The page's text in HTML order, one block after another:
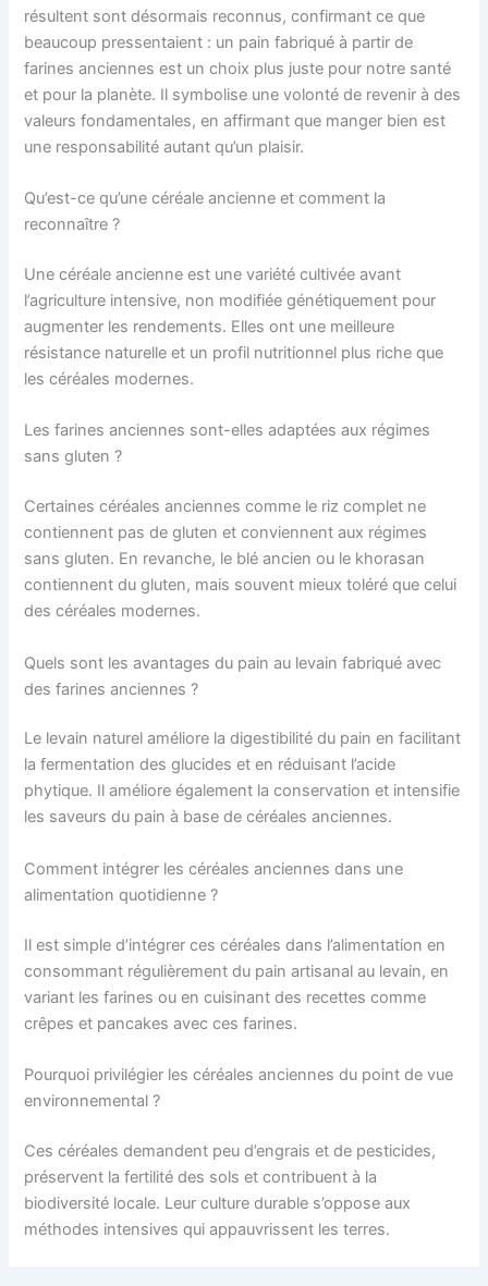
résultent sont désormais reconnus, confirmant ce que
beaucoup pressentaient : un pain fabriqué à partir de
farines anciennes est un choix plus juste pour notre santé
et pour la planète. Il symbolise une volonté de revenir à des
valeurs fondamentales, en affirmant que manger bien est
une responsabilité autant qu’un plaisir.
Qu’est-ce qu’une céréale ancienne et comment la
reconnaître ?
Une céréale ancienne est une variété cultivée avant
l’agriculture intensive, non modifiée génétiquement pour
augmenter les rendements. Elles ont une meilleure
résistance naturelle et un profil nutritionnel plus riche que
les céréales modernes.
Les farines anciennes sont-elles adaptées aux régimes
sans gluten ?
Certaines céréales anciennes comme le riz complet ne
contiennent pas de gluten et conviennent aux régimes
sans gluten. En revanche, le blé ancien ou le khorasan
contiennent du gluten, mais souvent mieux toléré que celui
des céréales modernes.
Quels sont les avantages du pain au levain fabriqué avec
des farines anciennes ?
Le levain naturel améliore la digestibilité du pain en facilitant
la fermentation des glucides et en réduisant l’acide
phytique. Il améliore également la conservation et intensifie
les saveurs du pain à base de céréales anciennes.
Comment intégrer les céréales anciennes dans une
alimentation quotidienne ?
Il est simple d’intégrer ces céréales dans l’alimentation en
consommant régulièrement du pain artisanal au levain, en
variant les farines ou en cuisinant des recettes comme
crêpes et pancakes avec ces farines.
Pourquoi privilégier les céréales anciennes du point de vue
environnemental ?
Ces céréales demandent peu d’engrais et de pesticides,
préservent la fertilité des sols et contribuent à la
biodiversité locale. Leur culture durable s’oppose aux
méthodes intensives qui appauvrissent les terres.